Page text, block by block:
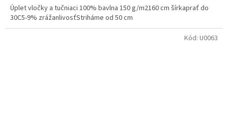
Úplet vločky a tučniaci 100% bavlna 150 g/m2160 cm šírkaprať do
30C5-9% zrážanlivosťStriháme od 50 cm
Kód: U0063